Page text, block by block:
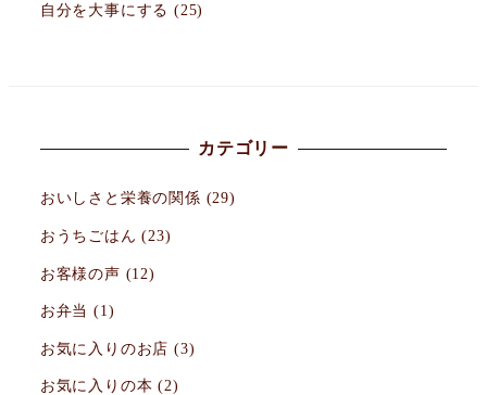
自分を大事にする (25)
カテゴリー
おいしさと栄養の関係 (29)
おうちごはん (23)
お客様の声 (12)
お弁当 (1)
お気に入りのお店 (3)
お気に入りの本 (2)